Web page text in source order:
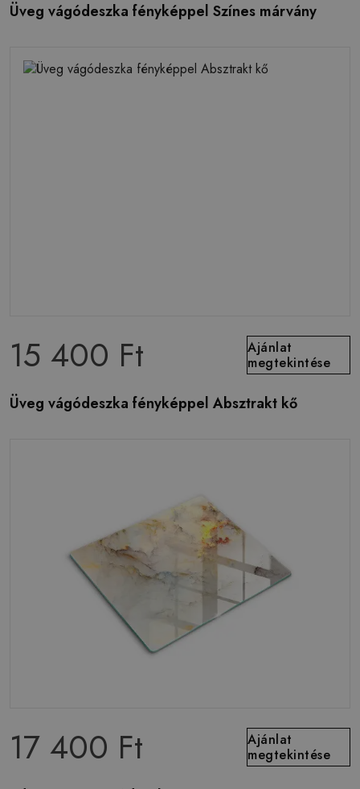
Üveg vágódeszka fényképpel Színes márvány
15 400 Ft
Ajánlat
megtekintése
Üveg vágódeszka fényképpel Absztrakt kő
17 400 Ft
Ajánlat
megtekintése